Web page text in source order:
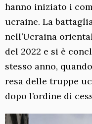
hanno iniziato i
ucraine. La
nell’Ucraina
del 2022 e si è
stesso anno,
resa delle truppe
dopo l’ordine di